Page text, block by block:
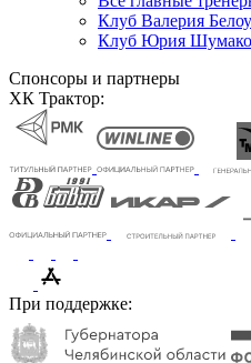
Клуб Валерия
Клуб Юрия
Спонсоры и партнеры
ХК Трактор:
При поддержке: